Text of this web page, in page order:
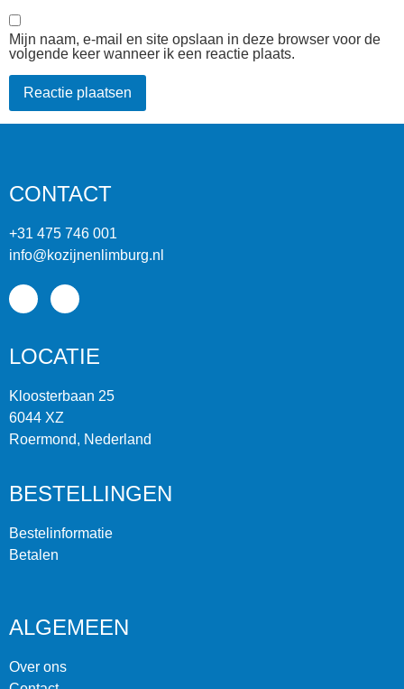
Mijn naam, e-mail en site opslaan in deze browser voor de
volgende keer wanneer ik een reactie plaats.
CONTACT
+31 475 746 001
info@kozijnenlimburg.nl
LOCATIE
Kloosterbaan 25
6044 XZ
Roermond, Nederland
BESTELLINGEN
Bestelinformatie
Betalen
ALGEMEEN
Over ons